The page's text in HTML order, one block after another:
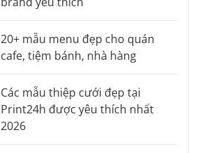
20+ mẫu menu đẹp cho quán
cafe, tiệm bánh, nhà hàng
Các mẫu thiệp cưới đẹp tại
Print24h được yêu thích nhất
2026